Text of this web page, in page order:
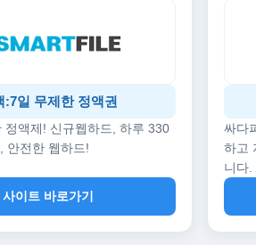
:7일 무제한 정액권
정액제! 신규웹하드, 하루 330
안전한 웹하드!
사이트 바로가기
싸다
하고
니다.